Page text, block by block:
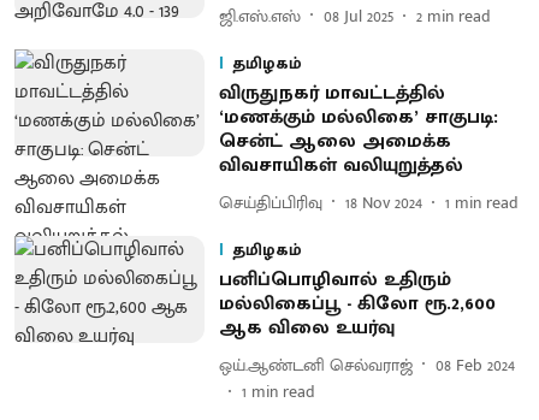
ஜி.எஸ்.எஸ் 08 Jul 2025 2 min read
தமிழகம்
விருதுநகர் மாவட்டத்தில்
‘மணக்கும் மல்லிகை’ சாகுபடி:
சென்ட் ஆலை அமைக்க
விவசாயிகள் வலியுறுத்தல்
செய்திப்பிரிவு 18 Nov 2024 1 min read
தமிழகம்
பனிப்பொழிவால் உதிரும்
மல்லிகைப்பூ - கிலோ ரூ.2,600
ஆக விலை உயர்வு
ஒய்.ஆண்டனி செல்வராஜ்
08 Feb 2024
1 min read